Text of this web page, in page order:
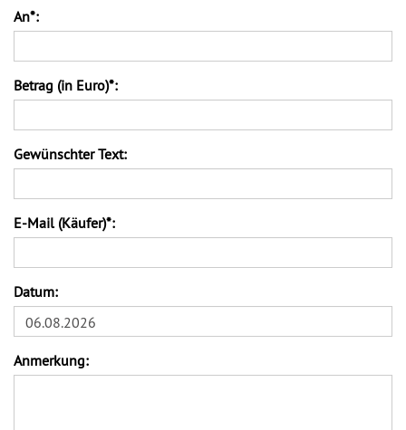
An*:
Betrag (in Euro)*:
Gewünschter Text:
E-Mail (Käufer)*:
Datum:
06.08.2026
Anmerkung: